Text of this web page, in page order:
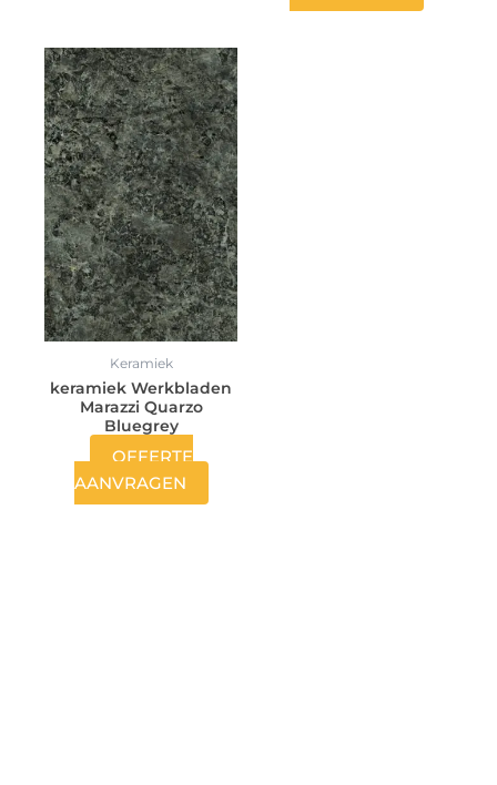
Keramiek
keramiek Werkbladen
Marazzi Quarzo
Bluegrey
OFFERTE
AANVRAGEN